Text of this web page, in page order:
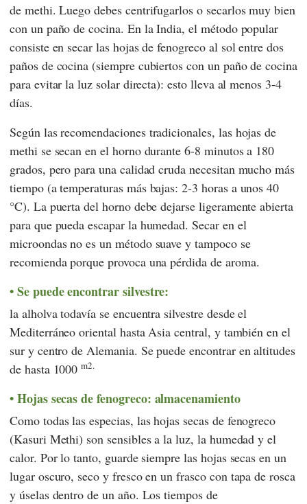
de methi. Luego debes centrifugarlos o secarlos muy bien
con un paño de cocina. En la India, el método popular
consiste en secar las hojas de fenogreco al sol entre dos
paños de cocina (siempre cubiertos con un paño de cocina
para evitar la luz solar directa): esto lleva al menos 3-4
días.
Según las recomendaciones tradicionales, las hojas de
methi se secan en el horno durante 6-8 minutos a 180
grados, pero para una calidad cruda necesitan mucho más
tiempo (a temperaturas más bajas: 2-3 horas a unos 40
°C). La puerta del horno debe dejarse ligeramente abierta
para que pueda escapar la humedad. Secar en el
microondas no es un método suave y tampoco se
recomienda porque provoca una pérdida de aroma.
Se puede encontrar silvestre:
la alholva todavía se encuentra silvestre desde el
Mediterráneo oriental hasta Asia central, y también en el
sur y centro de Alemania. Se puede encontrar en altitudes
de hasta 1000m2.
Hojas secas de fenogreco: almacenamiento
Como todas las especias, las hojas secas de fenogreco
(Kasuri Methi) son sensibles a la luz, la humedad y el
calor. Por lo tanto, guarde siempre las hojas secas en un
lugar oscuro, seco y fresco en un frasco con tapa de rosca
y úselas dentro de un año. Los tiempos de